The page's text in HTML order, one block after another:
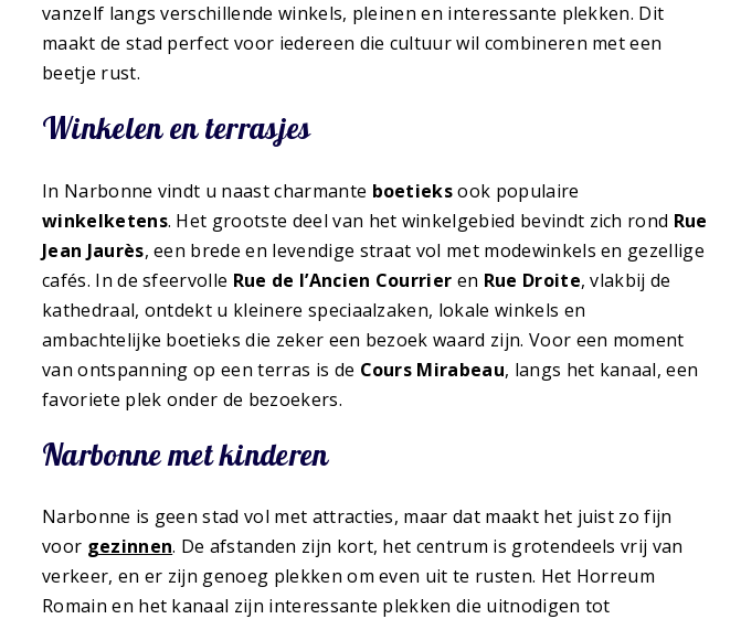
vanzelf langs verschillende winkels, pleinen en interessante plekken. Dit
maakt de stad perfect voor iedereen die cultuur wil combineren met een
beetje rust.
Winkelen en terrasjes
In Narbonne vindt u naast charmante boetieksook populaire
winkelketens. Het grootste deel van het winkelgebied bevindt zich rond Rue
Jean Jaurès, een brede en levendige straat vol met modewinkels en gezellige
cafés. In de sfeervolle Rue de l’Ancien Courrier en Rue Droite, vlakbij de
kathedraal, ontdekt u kleinere speciaalzaken, lokale winkels en
ambachtelijke boetieks die zeker een bezoek waard zijn. Voor een moment
van ontspanning op een terras is de Cours Mirabeau, langs het kanaal, een
favoriete plek onder de bezoekers.
Narbonne met kinderen
Narbonne is geen stad vol met attracties, maar dat maakt het juist zo fijn
voor gezinnen. De afstanden zijn kort, het centrum is grotendeels vrij van
verkeer, en er zijn genoeg plekken om even uit te rusten. Het Horreum
Romain en het kanaal zijn interessante plekken die uitnodigen tot